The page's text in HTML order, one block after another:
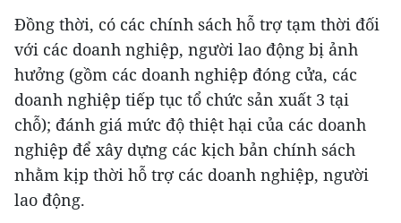
Đồng thời, có các chính sách hỗ trợ tạm thời đối
với các doanh nghiệp, người lao động bị ảnh
hưởng (gồm các doanh nghiệp đóng cửa, các
doanh nghiệp tiếp tục tổ chức sản xuất 3 tại
chỗ); đánh giá mức độ thiệt hại của các doanh
nghiệp để xây dựng các kịch bản chính sách
nhằm kịp thời hỗ trợ các doanh nghiệp, người
lao động.